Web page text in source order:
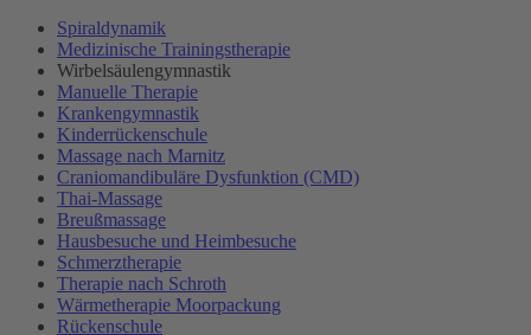
Spiraldynamik
Medizinische Trainingstherapie
Wirbelsäulengymnastik
Manuelle Therapie
Krankengymnastik
Kinderrückenschule
Massage nach Marnitz
Craniomandibuläre Dysfunktion (CMD)
Thai-Massage
Breußmassage
Hausbesuche und Heimbesuche
Schmerztherapie
Therapie nach Schroth
Wärmetherapie Moorpackung
Rückenschule